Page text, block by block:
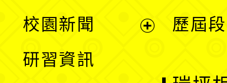
校園新聞
研習資訊
歷屆